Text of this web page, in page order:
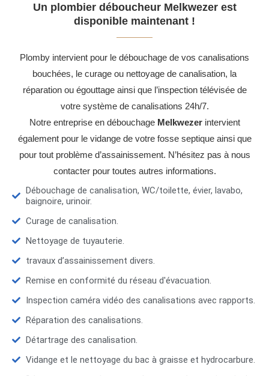
Un plombier déboucheur Melkwezer est
disponible maintenant !
Plomby intervient pour le débouchage de vos canalisations
bouchées, le curage ou nettoyage de canalisation, la
réparation ou égouttage ainsi que l’inspection télévisée de
votre système de canalisations 24h/7.
Notre entreprise en débouchage Melkwezerintervient
également pour le vidange de votre fosse septique ainsi que
pour tout problème d’assainissement. N’hésitez pas à nous
contacter pour toutes autres informations.
Débouchage de canalisation, WC/toilette, évier, lavabo,
baignoire, urinoir.
Curage de canalisation.
Nettoyage de tuyauterie.
travaux d’assainissement divers.
Remise en conformité du réseau d'évacuation.
Inspection caméra vidéo des canalisations avec rapports.
Réparation des canalisations.
Détartrage des canalisation.
Vidange et le nettoyage du bac à graisse et hydrocarbure.